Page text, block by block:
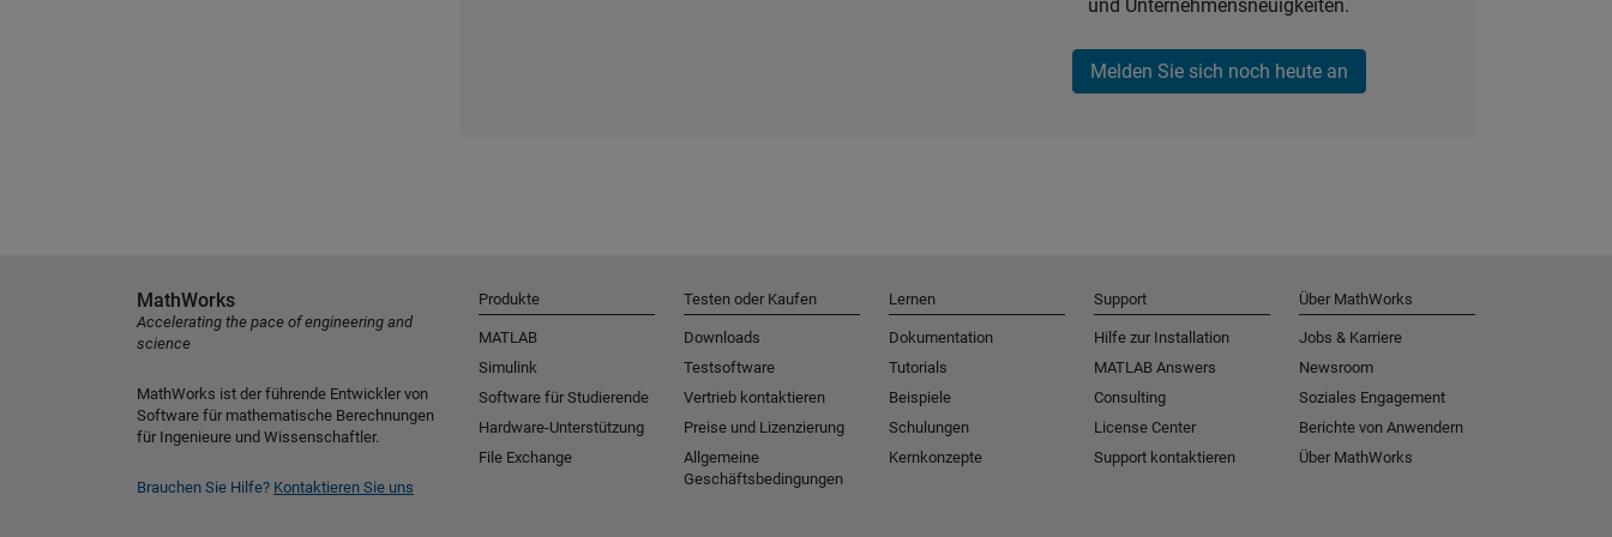
und Unternehmensneuigkeiten.
Melden Sie sich noch heute an
MathWorks
Accelerating the pace of engineering and
science
MathWorks ist der führende Entwickler von
Software für mathematische Berechnungen
für Ingenieure und Wissenschaftler.
Brauchen Sie Hilfe? Kontaktieren Sie uns
Produkte
MATLAB
Simulink
Software für Studierende
Hardware-Unterstützung
File Exchange
Testen oder Kaufen
Downloads
Testsoftware
Vertrieb kontaktieren
Preise und Lizenzierung
Allgemeine
Geschäftsbedingungen
Lernen
Dokumentation
Tutorials
Beispiele
Schulungen
Kernkonzepte
Support
Hilfe zur Installation
MATLAB Answers
Consulting
License Center
Support kontaktieren
Über MathWorks
Jobs & Karriere
Newsroom
Soziales Engagement
Berichte von Anwendern
Über MathWorks